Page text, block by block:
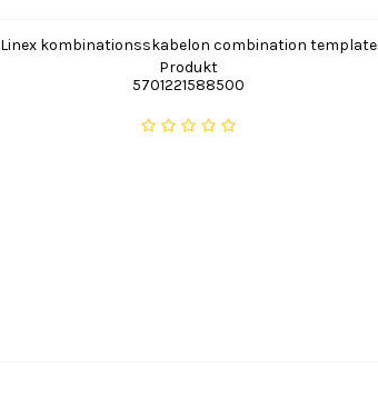
Linex kombinationsskabelon combination template
Produkt
5701221588500